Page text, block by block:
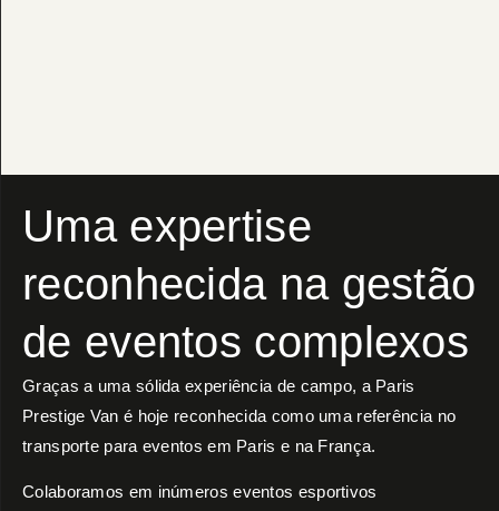
Uma expertise
reconhecida na gestão
de eventos complexos
Graças a uma sólida experiência de campo, a Paris
Prestige Van é hoje reconhecida como uma referência no
transporte para eventos em Paris e na França.
Colaboramos em inúmeros eventos esportivos